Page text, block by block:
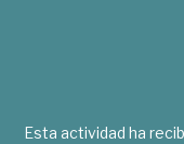
Esta actividad ha